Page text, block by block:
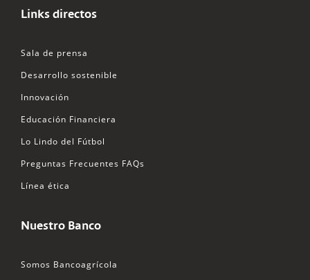
Links directos
Sala de prensa
Desarrollo sostenible
Innovación
Educación Financiera
Lo Lindo del Fútbol
Preguntas Frecuentes FAQs
Línea ética
Nuestro Banco
Somos Bancoagrícola